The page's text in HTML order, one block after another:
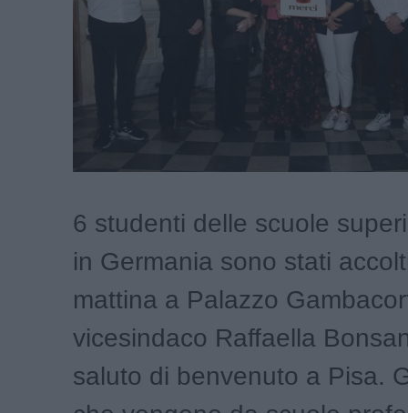
6 studenti delle scuole
in Germania sono stati
mattina a Palazzo
vicesindaco Raffaella
saluto di benvenuto a Pisa.